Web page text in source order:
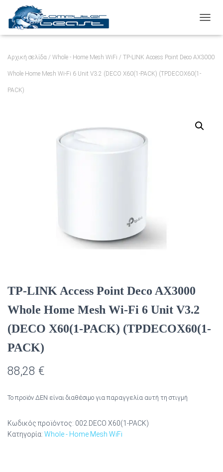
Αρχική σελίδα / Whole - Home Mesh WiFi / TP-LINK Access Point Deco AX3000
Whole Home Mesh Wi-Fi 6 Unit V3.2 (DECO X60(1-PACK) (TPDECOX60(1-
PACK)
TP-LINK Access Point Deco AX3000
Whole Home Mesh Wi-Fi 6 Unit V3.2
(DECO X60(1-PACK) (TPDECOX60(1-
PACK)
88,28 €
Το προϊόν ΔΕΝ είναι διαθέσιμο για παραγγελία αυτή τη στιγμή
Κωδικός προϊόντος: 002.DECO X60(1-PACK)
Κατηγορία: Whole - Home Mesh WiFi